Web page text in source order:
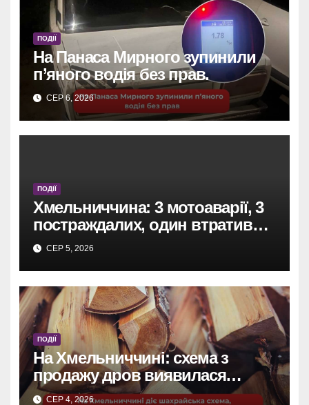
ПОДІЇ
На Панаса Мирного зупинили
п’яного водія без прав.
СЕР 6, 2026
ПОДІЇ
Хмельниччина: 3 мотоаварії, 3
постраждалих, один втратив
ногу.
СЕР 5, 2026
ПОДІЇ
На Хмельниччині: схема з
продажу дров виявилася
шахрайством.
СЕР 4, 2026